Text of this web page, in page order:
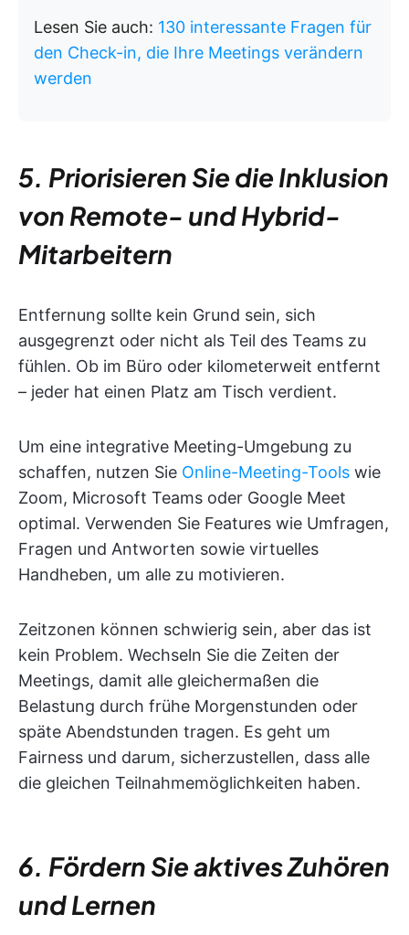
Lesen Sie auch: 130 interessante Fragen für
den Check-in, die Ihre Meetings verändern
werden
5. Priorisieren Sie die Inklusion
von Remote- und Hybrid-
Mitarbeitern
Entfernung sollte kein Grund sein, sich
ausgegrenzt oder nicht als Teil des Teams zu
fühlen. Ob im Büro oder kilometerweit entfernt
– jeder hat einen Platz am Tisch verdient.
Um eine integrative Meeting-Umgebung zu
schaffen, nutzen Sie Online-Meeting-Tools wie
Zoom, Microsoft Teams oder Google Meet
optimal. Verwenden Sie Features wie Umfragen,
Fragen und Antworten sowie virtuelles
Handheben, um alle zu motivieren.
Zeitzonen können schwierig sein, aber das ist
kein Problem. Wechseln Sie die Zeiten der
Meetings, damit alle gleichermaßen die
Belastung durch frühe Morgenstunden oder
späte Abendstunden tragen. Es geht um
Fairness und darum, sicherzustellen, dass alle
die gleichen Teilnahmemöglichkeiten haben.
6. Fördern Sie aktives Zuhören
und Lernen